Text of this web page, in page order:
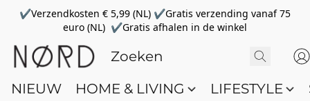
✔Verzendkosten € 5,99 (NL) ✔Gratis verzending vanaf 75
euro (NL) ✔Gratis afhalen in de winkel
NIEUW HOME & LIVING LIFESTYLE